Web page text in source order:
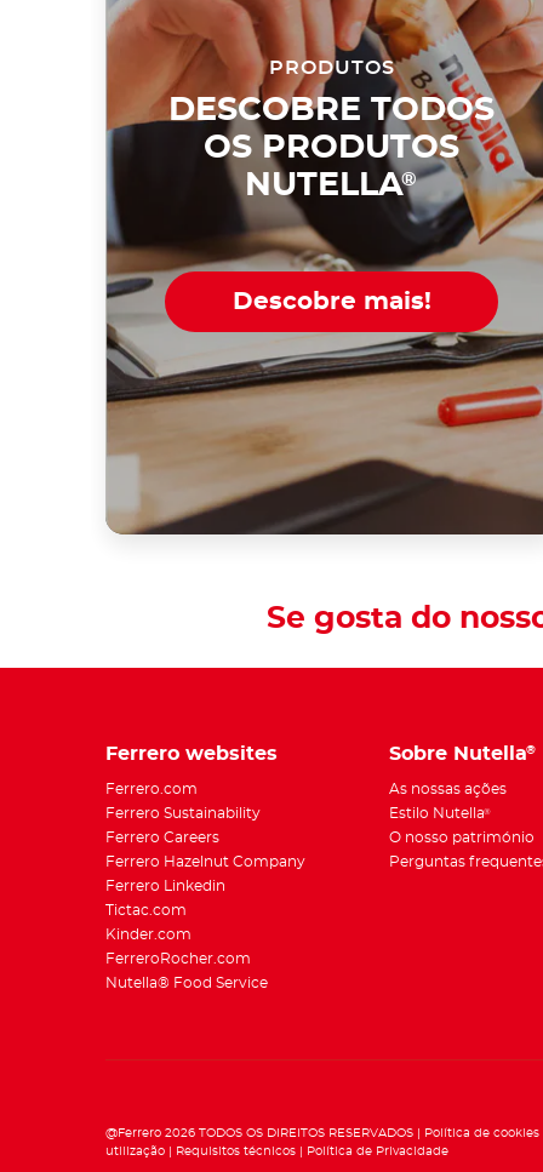
PRODUTOS
DESCOBRE TODOS
OS PRODUTOS
NUTELLA®
Descobre mais!
Se gosta do
Ferrero websites
Ferrero.com
Ferrero Sustainability
Ferrero Careers
Ferrero Hazelnut Company
Ferrero Linkedin
Tictac.com
Kinder.com
FerreroRocher.com
Nutella® Food Service
Sobre Nutella®
As nossas ações
Estilo Nutella®
O nosso património
Perguntas
@Ferrero 2026 TODOS OS DIREITOS RESERVADOS
Política de cookies
utilização
Requisitos técnicos Política de Privacidade